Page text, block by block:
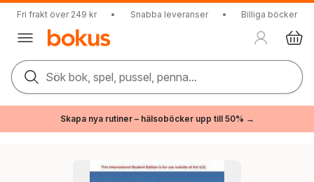
Fri frakt över 249 kr • Snabba leveranser • Billiga böcker
Sök bok, spel, pussel, penna...
Skapa nya rutiner – hälsoböcker upp till 50% →